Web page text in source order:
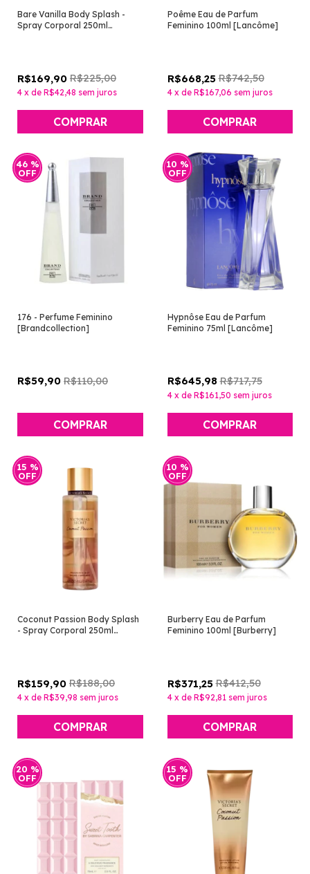
Bare Vanilla Body Splash -
Spray Corporal 250ml
R$169,90 R$225,00
4 x de R$42,48 sem juros
Poême Eau de Parfum
Feminino 100ml [Lancôme]
R$668,25 R$742,50
4 x de R$167,06 sem juros
46 %
OFF
176 - Perfume Feminino
[Brandcollection]
R$59,90 R$110,00
COMPRAR
10 %
OFF
Hypnôse Eau de Parfum
Feminino 75ml [Lancôme]
R$645,98 R$717,75
4 x de R$161,50 sem juros
15 %
OFF
Coconut Passion Body Splash
- Spray Corporal 250ml
R$159,90 R$188,00
4 x de R$39,98 sem juros
10 %
OFF
Burberry Eau de Parfum
Feminino 100ml [Burberry]
R$371,25 R$412,50
4 x de R$92,81 sem juros
20 %
OFF
15 %
OFF